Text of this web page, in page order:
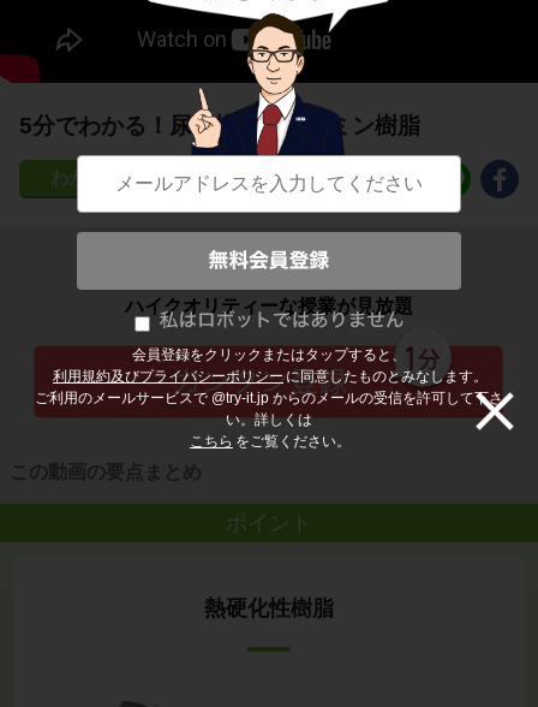
会員登録をクリックまたはタップすると、
利用規約及びプライバシーポリシー に同意したものとみなします。
ご利用のメールサービスで @try-it.jp からのメールの受信を許可して下さ
い。詳しくは
こちら をご覧ください。
5分でわかる！尿素樹脂とメラミン樹脂
46
子どもの勉強から大人の学び直しまで
ハイクオリティーな授業が見放題
この動画の要点まとめ
ポイント
熱硬化性樹脂